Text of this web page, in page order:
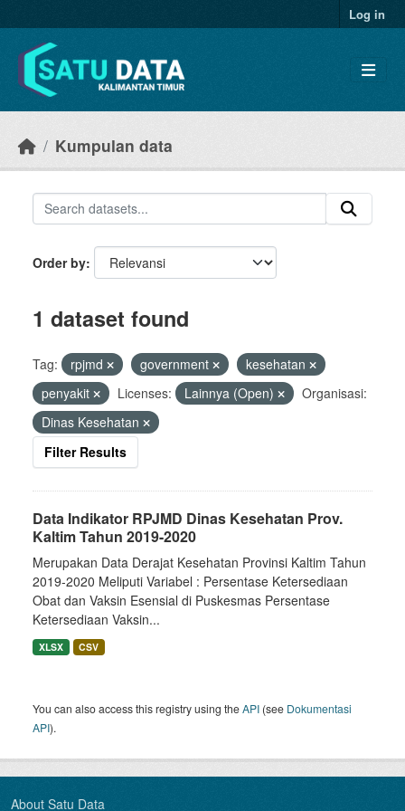
Log in
Kumpulan data
Order by
1 dataset found
Tag: rpjmd government
kesehatan
penyakit
Licenses: Lainnya (Open)
Organisasi:
Dinas Kesehatan
Filter Results
Data Indikator RPJMD Dinas Kesehatan Prov.
Kaltim Tahun 2019-2020
Merupakan Data Derajat Kesehatan Provinsi Kaltim Tahun
2019-2020 Meliputi Variabel : Persentase Ketersediaan
Obat dan Vaksin Esensial di Puskesmas Persentase
Ketersediaan Vaksin...
XLSX CSV
You can also access this registry using theAPI (see Dokumentasi
API).
About Satu Data